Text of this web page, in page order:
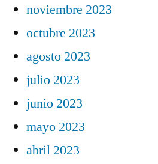
noviembre 2023
octubre 2023
agosto 2023
julio 2023
junio 2023
mayo 2023
abril 2023